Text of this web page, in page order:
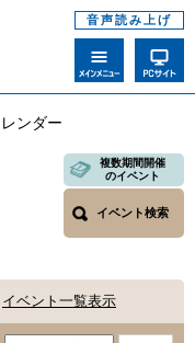
音声読み上げ
ンダー
複数期間開催
のイベント
イベント検索
イベント一覧表示